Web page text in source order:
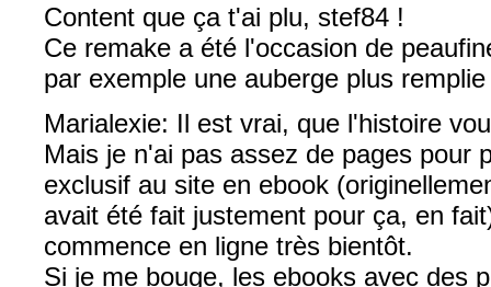
Content que ça t'ai plu, stef84 !
Ce remake a été l'occasion de
par exemple une auberge plus
Marialexie: Il est vrai, que l'histoire
Mais je n'ai pas assez de pages pour
exclusif au site en ebook
avait été fait justement pour ça, en
commence en ligne très bientôt.
Si je me bouge, les ebooks avec des